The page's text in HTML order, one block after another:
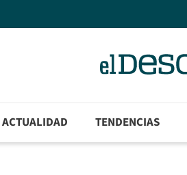
ACTUALIDAD TENDENCIAS